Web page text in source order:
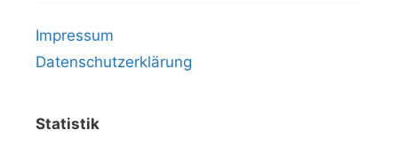
Impressum
Datenschutzerklärung
Statistik